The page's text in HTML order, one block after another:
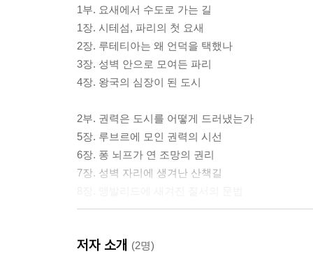
1부. 요새에서 수도로 가는 길
1장. 시테섬, 파리의 첫 요새
2장. 루테티아는 왜 언덕을 택했나
3장. 성벽 안으로 모여든 파리
4장. 왕국의 심장이 된 도시
2부. 권력은 도시를 어떻게 드러냈는가
5장. 루브르에 모인 권력의 시선
6장. 퐁 뇌프가 연 조망의 권리
7장. 성벽 자리에 생겨난 산책길
9장. 왕의 마당에서 시민의 광장으로
저자 소개 (2명)